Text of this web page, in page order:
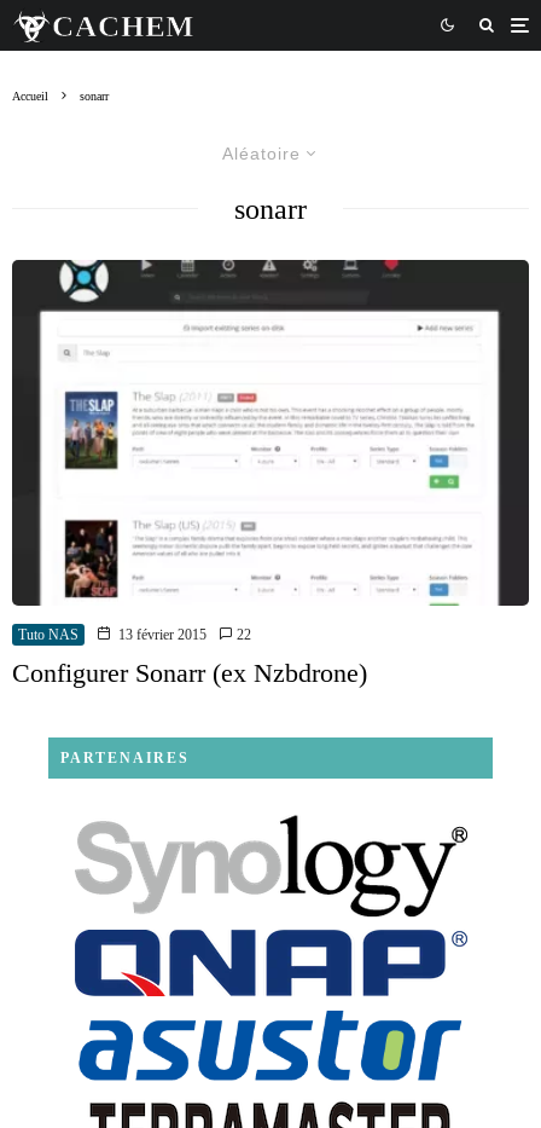
Accueil sonarr
Aléatoire
sonarr
Tuto NAS 13 février 2015 22
Configurer Sonarr (ex Nzbdrone)
PARTENAIRES